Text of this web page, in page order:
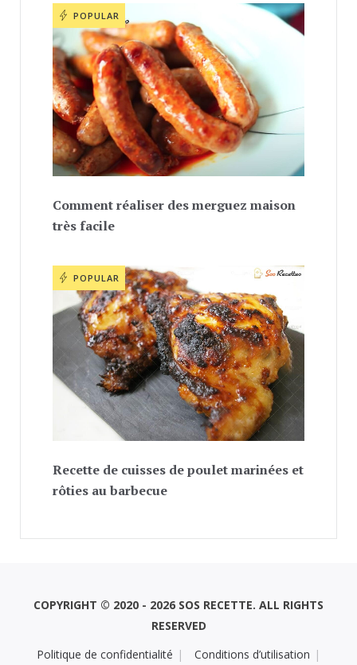
POPULAR
Comment réaliser des merguez maison
très facile
POPULAR
Recette de cuisses de poulet marinées et
rôties au barbecue
COPYRIGHT © 2020 - 2026 SOS RECETTE. ALL RIGHTS
RESERVED
Politique de confidentialité
Conditions d’utilisation